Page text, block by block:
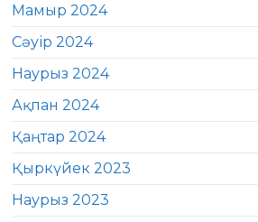
Мамыр 2024
Сәуір 2024
Наурыз 2024
Ақпан 2024
Қаңтар 2024
Қыркүйек 2023
Наурыз 2023